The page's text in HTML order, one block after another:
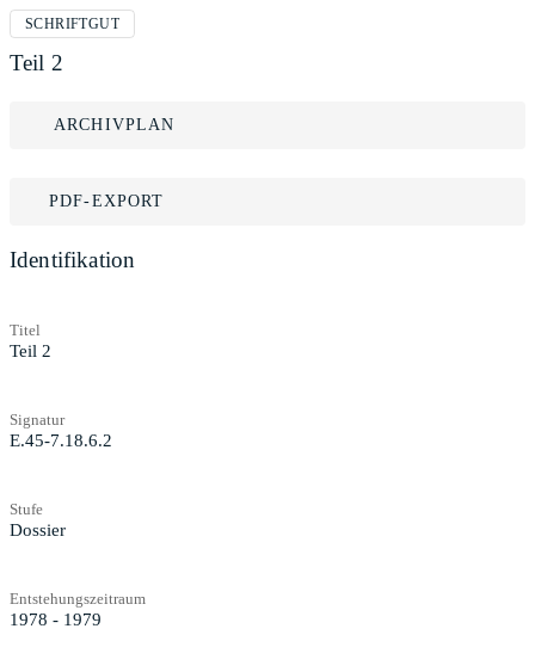
SCHRIFTGUT
Teil 2
ARCHIVPLAN
PDF-EXPORT
Identifikation
Titel
Teil 2
Signatur
E.45-7.18.6.2
Stufe
Dossier
Entstehungszeitraum
1978 - 1979